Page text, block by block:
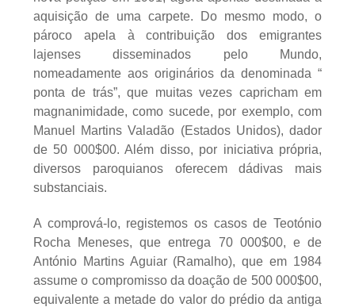
aquisição de uma carpete. Do mesmo modo, o
pároco apela à contribuição dos emigrantes
lajenses disseminados pelo Mundo,
nomeadamente aos originários da denominada “
ponta de trás”, que muitas vezes capricham em
magnanimidade, como sucede, por exemplo, com
Manuel Martins Valadão (Estados Unidos), dador
de 50 000$00. Além disso, por iniciativa própria,
diversos paroquianos oferecem dádivas mais
substanciais.
A comprová-lo, registemos os casos de Teotónio
Rocha Meneses, que entrega 70 000$00, e de
António Martins Aguiar (Ramalho), que em 1984
assume o compromisso da doação de 500 000$00,
equivalente a metade do valor do prédio da antiga